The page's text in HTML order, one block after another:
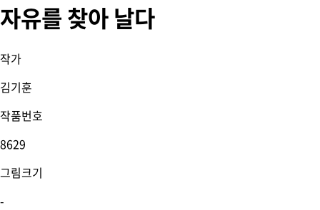
자유를 찾아 날다
작가
김기훈
작품번호
8629
그림크기
-